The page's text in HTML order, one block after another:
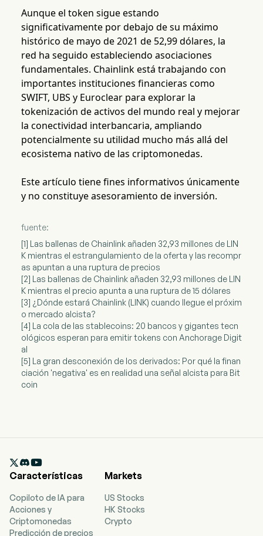
Aunque el token sigue estando
significativamente por debajo de su máximo
histórico de mayo de 2021 de 52,99 dólares, la
red ha seguido estableciendo asociaciones
fundamentales. Chainlink está trabajando con
importantes instituciones financieras como
SWIFT, UBS y Euroclear para explorar la
tokenización de activos del mundo real y mejorar
la conectividad interbancaria, ampliando
potencialmente su utilidad mucho más allá del
ecosistema nativo de las criptomonedas.
Este artículo tiene fines informativos únicamente
y no constituye asesoramiento de inversión.
fuente:
[1] Las ballenas de Chainlink añaden 32,93 millones de LIN
K mientras el estrangulamiento de la oferta y las recompr
as apuntan a una ruptura de precios
[2] Las ballenas de Chainlink añaden 32,93 millones de LIN
K mientras el precio apunta a una ruptura de 15 dólares
[3] ¿Dónde estará Chainlink (LINK) cuando llegue el próxim
o mercado alcista?
[4] La cola de las stablecoins: 20 bancos y gigantes tecn
ológicos esperan para emitir tokens con Anchorage Digit
al
[5] La gran desconexión de los derivados: Por qué la finan
ciación 'negativa' es en realidad una señal alcista para Bit
coin

Características
Copiloto de IA para
Acciones y
Criptomonedas
Predicción de precios
Markets
US Stocks
HK Stocks
Crypto